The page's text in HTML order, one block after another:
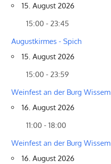
15. August 2026
15:00 - 23:45
Augustkirmes - Spich
15. August 2026
15:00 - 23:59
Weinfest an der Burg Wissem
16. August 2026
11:00 - 18:00
Weinfest an der Burg Wissem
16. August 2026